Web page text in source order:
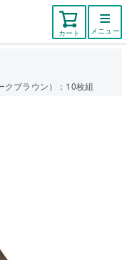
カート メニュー
クブラウン）：10枚組